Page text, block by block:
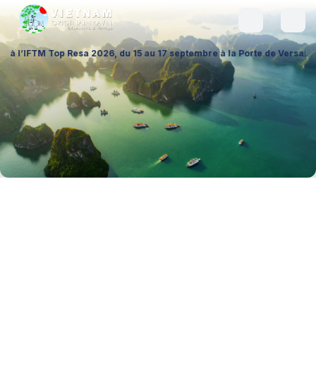
2026, du 15 au 17 septembre à la Porte de Versailles (Hall 1 –